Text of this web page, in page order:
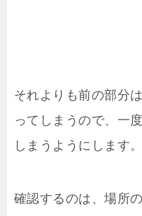
それよりも前の部分
ってしまうので、一
しまうようにします。
確認するのは、場所